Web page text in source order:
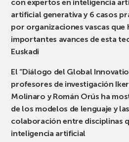
con expertos en inteligencia
artificial generativa y 6 casos
por organizaciones vascas
importantes avances de esta
Euskadi
El “Diálogo del Global
profesores de investigación
Molinaro y Román Orús ha
de los modelos de lenguaje y
colaboración entre disciplinas
inteligencia artificial